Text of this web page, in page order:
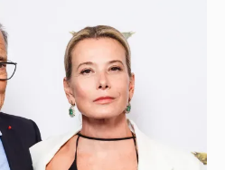
фото Андрея
Высоцкой на
12